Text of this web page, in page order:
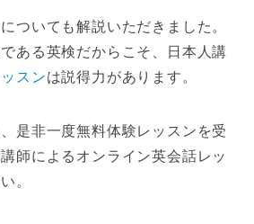
ついても解説いただきました。
ある英検だからこそ、日本人講
スンは説得力があります。
是非一度無料体験レッスンを受
師によるオンライン英会話レッ
。